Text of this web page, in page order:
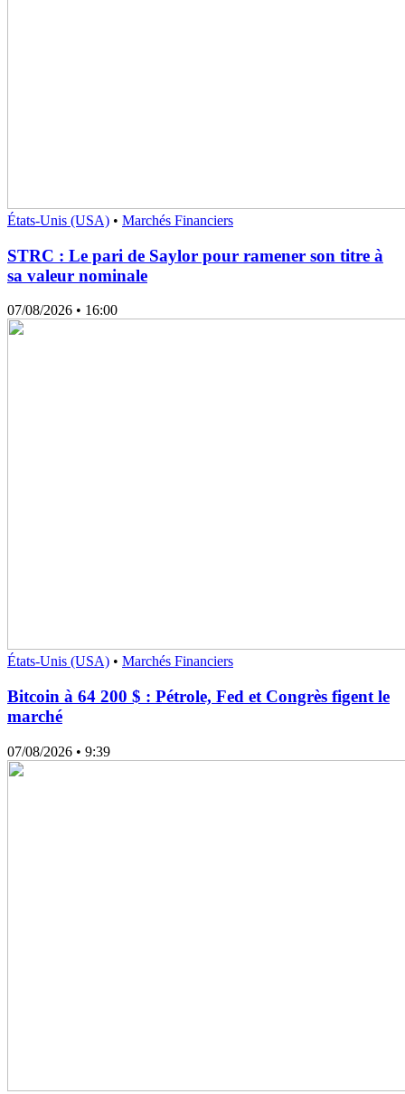
États-Unis (USA) • Marchés Financiers
STRC : Le pari de Saylor pour ramener son titre à
sa valeur nominale
07/08/2026 • 16:00
États-Unis (USA) • Marchés Financiers
Bitcoin à 64 200 $ : Pétrole, Fed et Congrès figent le
marché
07/08/2026 • 9:39